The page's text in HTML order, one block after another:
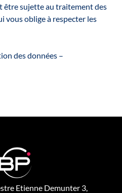
être sujette au traitement des
vous oblige à respecter les
des données –
Etienne Demunter 3,